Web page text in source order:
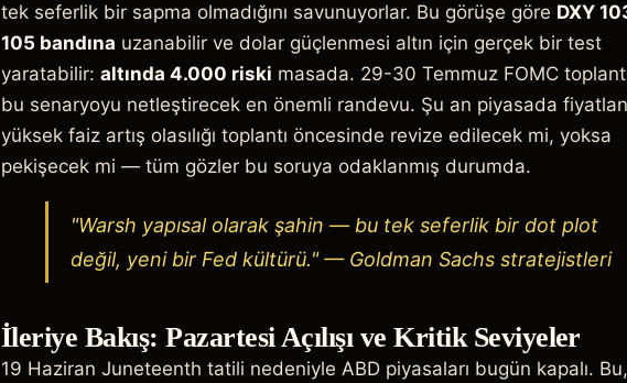
tek seferlik bir sapma olmadığını savunuyorlar. Bu görüşe göre DXY
105 bandına uzanabilir ve dolar güçlenmesi altın için gerçek bir test
yaratabilir: altında 4.000 riski masada. 29-30 Temmuz FOMC
bu senaryoyu netleştirecek en önemli randevu. Şu an piyasada
yüksek faiz artış olasılığı toplantı öncesinde revize edilecek mi, yoksa
pekişecek mi — tüm gözler bu soruya odaklanmış durumda.
"Warsh yapısal olarak şahin — bu tek seferlik bir dot plot
değil, yeni bir Fed kültürü." — Goldman Sachs stratejistleri
İleriye Bakış: Pazartesi Açılışı ve Kritik Seviyeler
19 Haziran Juneteenth tatili nedeniyle ABD piyasaları bugün kapalı. Bu,